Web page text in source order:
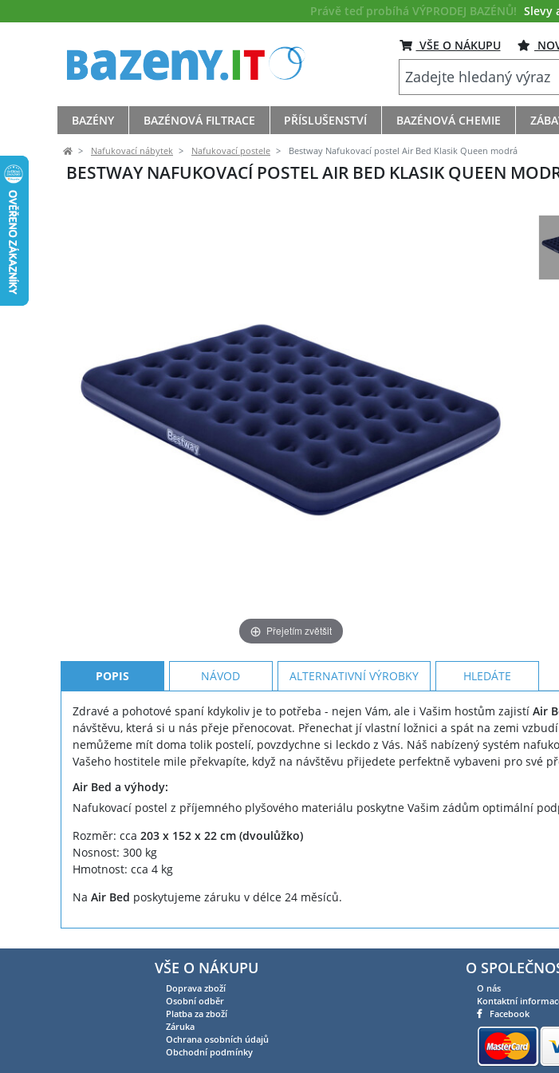
Právě teď probíhá VÝPRODEJ BAZÉNŮ! Slevy
VŠE O NÁKUPU
BAZÉNY BAZÉNOVÁ FILTRACE PŘÍSLUŠENSTVÍ BAZÉNOVÁ CHEMIE
Nafukovací nábytek Nafukovací postele Bestway Nafukovací postel Air Bed Klasik Queen modrá
BESTWAY NAFUKOVACÍ POSTEL AIR BED KLASIK QUEEN
Přejetím zvětšit
POPIS NÁVOD ALTERNATIVNÍ VÝROBKY HLEDÁTE
Zdravé a pohotové spaní kdykoliv je to potřeba - nejen Vám, ale i Vašim hostům zajistí Air
návštěvu, která si u nás přeje přenocovat. Přenechat jí vlastní ložnici a spát na zemi
nemůžeme mít doma tolik postelí, povzdychne si leckdo z Vás. Náš nabízený systém
Vašeho hostitele mile překvapíte, když na návštěvu přijedete perfektně vybaveni pro své
Air Bed a výhody:
Nafukovací postel z příjemného plyšového materiálu poskytne Vašim zádům optimální
Rozměr: cca 203 x 152 x 22 cm (dvoulůžko)
Nosnost: 300 kg
Hmotnost: cca 4 kg
Na Air Bed poskytujeme záruku v délce 24 měsíců.
VŠE O NÁKUPU
Doprava zboží
Osobní odběr
Platba za zboží
Záruka
Ochrana osobních údajů
Obchodní podmínky
O
O nás
Kontaktní
Facebook